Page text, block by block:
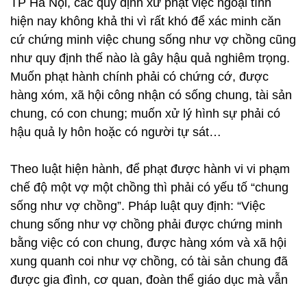
hiện nay không khả thi vì rất khó để xác minh căn
cứ chứng minh việc chung sống như vợ chồng cũng
như quy định thế nào là gây hậu quả nghiêm trọng.
Muốn phạt hành chính phải có chứng cớ, được
hàng xóm, xã hội công nhận có sống chung, tài sản
chung, có con chung; muốn xử lý hình sự phải có
hậu quả ly hôn hoặc có người tự sát…
Theo luật hiện hành, để phạt được hành vi vi phạm
chế độ một vợ một chồng thì phải có yếu tố “chung
sống như vợ chồng”. Pháp luật quy định: “Việc
chung sống như vợ chồng phải được chứng minh
bằng việc có con chung, được hàng xóm và xã hội
xung quanh coi như vợ chồng, có tài sản chung đã
được gia đình, cơ quan, đoàn thể giáo dục mà vẫn